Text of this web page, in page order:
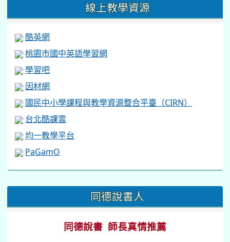
線上教學資源
酷英網
桃園市國中英語學習網
學習吧
因材網
國民中小學課程與教學資源整合平臺（CIRN）
台北酷課雲
均一教學平台
PaGamO
::: 同德說書人
同德說書 師長真情推薦